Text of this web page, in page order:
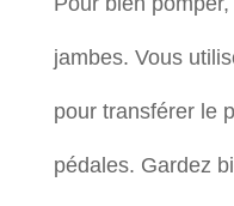
jambes. Vous
pour transférer le
pédales. Gardez